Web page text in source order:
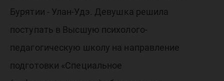
Бурятии - Улан-Удэ. Девушка решила
поступать в Высшую психолого-
педагогическую школу на направление
подготовки «Специальное